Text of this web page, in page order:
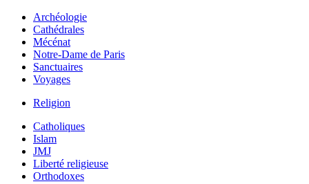
Archéologie
Cathédrales
Mécénat
Notre-Dame de Paris
Sanctuaires
Voyages
Religion
Catholiques
Islam
JMJ
Liberté religieuse
Orthodoxes